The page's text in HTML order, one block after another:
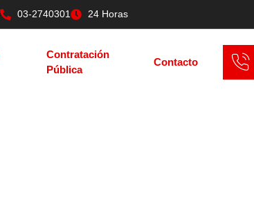
03-2740301 24 Horas
Contratación
Pública
Contacto